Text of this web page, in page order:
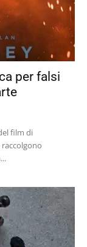
per falsi
film di
bancarie. La...